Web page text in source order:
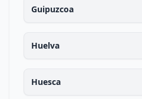
Guipuzcoa
Huelva
Huesca